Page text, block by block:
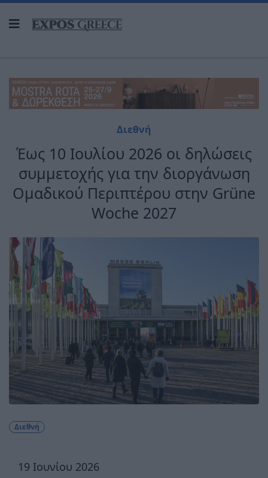
Διεθνή
Έως 10 Ιουλίου 2026 οι δηλώσεις
συμμετοχής για την διοργάνωση
Ομαδικού Περιπτέρου στην Grüne
Woche 2027
Διεθνή
19 Ιουνίου 2026